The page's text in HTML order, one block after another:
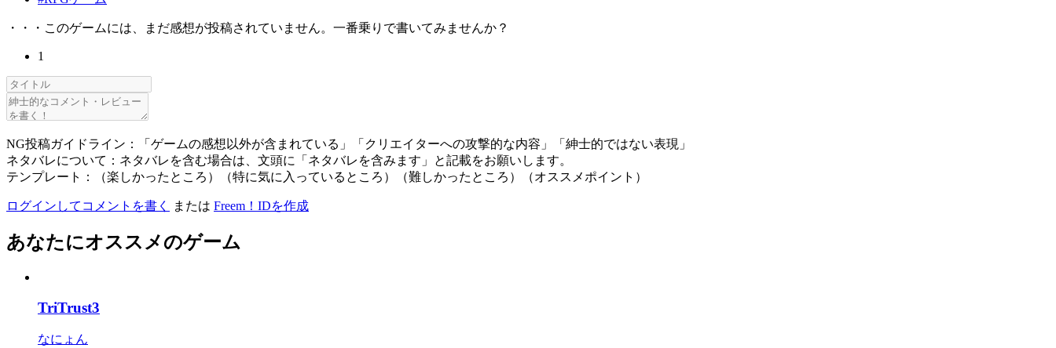
・・・このゲームには、まだ感想が投稿されていません。一番乗りで書いてみませんか？
1
NG投稿ガイドライン：「ゲームの感想以外が含まれている」「クリエイターへの攻撃的な内容」「紳士的ではない表現」
ネタバレについて：ネタバレを含む場合は、文頭に「ネタバレを含みます」と記載をお願いします。
テンプレート：（楽しかったところ）（特に気に入っているところ）（難しかったところ）（オススメポイント）
ログインしてコメントを書く または Freem！IDを作成
あなたにオススメのゲーム
TriTrust3
なにょん